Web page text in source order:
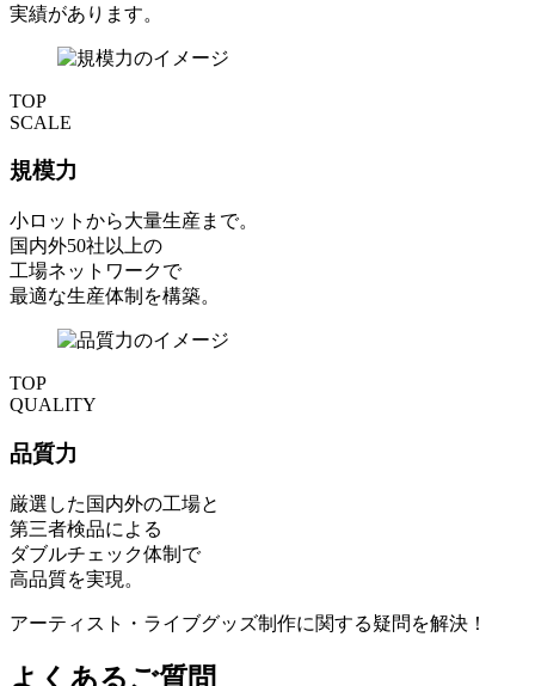
実績があります。
TOP
SCALE
規模力
小ロットから大量生産まで。
国内外50社以上の
工場ネットワークで
最適な生産体制を構築。
TOP
QUALITY
品質力
厳選した国内外の工場と
第三者検品による
ダブルチェック体制で
高品質を実現。
アーティスト・ライブグッズ制作に関する疑問を解決！
よくあるご質問